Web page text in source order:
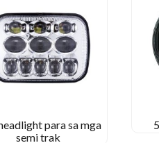
para sa mga
semi trak